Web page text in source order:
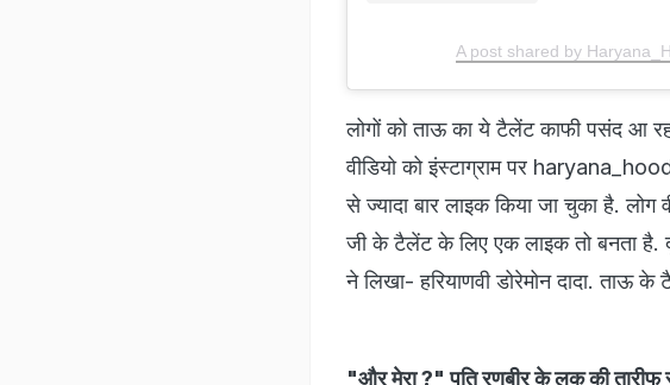
A post shared by
लोगों को ताऊ का ये टैलेंट काफी पसंद आ
वीडियो को इंस्टाग्राम पर
से ज्यादा बार लाइक किया जा चुका है.
जी के टैलेंट के लिए एक लाइक तो बनता है.
ने लिखा- हरियाणवी डोरेमोन दादा.
"और मेरा ?" पति रणबीर के लुक की तारीफ